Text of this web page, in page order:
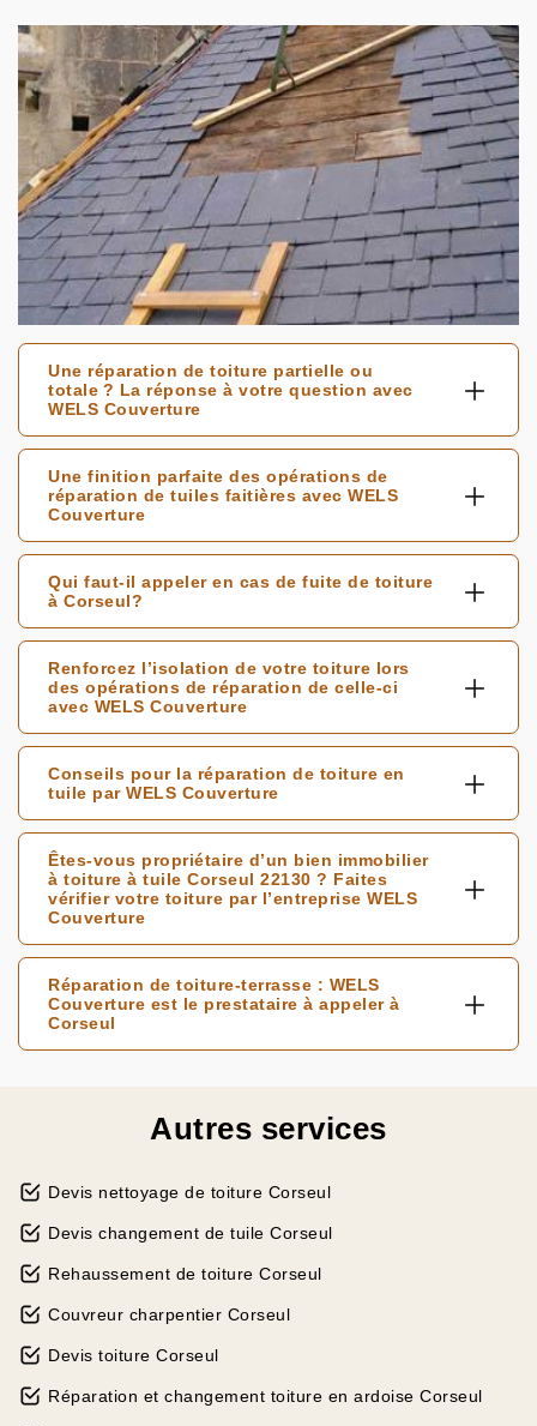
Une réparation de toiture partielle ou
totale ? La réponse à votre question avec
WELS Couverture
Une finition parfaite des opérations de
réparation de tuiles faitières avec WELS
Couverture
Qui faut-il appeler en cas de fuite de toiture
à Corseul?
Renforcez l’isolation de votre toiture lors
des opérations de réparation de celle-ci
avec WELS Couverture
Conseils pour la réparation de toiture en
tuile par WELS Couverture
Êtes-vous propriétaire d’un bien immobilier
à toiture à tuile Corseul 22130 ? Faites
vérifier votre toiture par l’entreprise WELS
Couverture
Réparation de toiture-terrasse : WELS
Couverture est le prestataire à appeler à
Corseul
Autres services
Devis nettoyage de toiture Corseul
Devis changement de tuile Corseul
Rehaussement de toiture Corseul
Couvreur charpentier Corseul
Devis toiture Corseul
Réparation et changement toiture en ardoise Corseul